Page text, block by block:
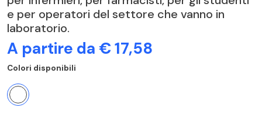
e per operatori del settore che vanno in
laboratorio.
A partire da € 17,58
Colori disponibili